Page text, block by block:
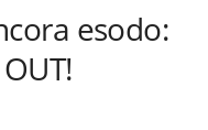
esodo: